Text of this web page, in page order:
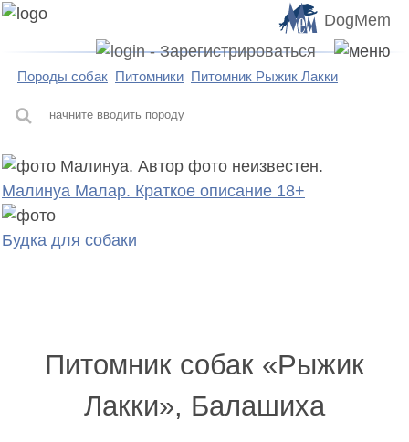
DogMem
Породы собак Питомники Питомник Рыжик Лакки
Малинуа Малар. Краткое описание 18+
Будка для собаки
Питомник собак «Рыжик
Лакки», Балашиха